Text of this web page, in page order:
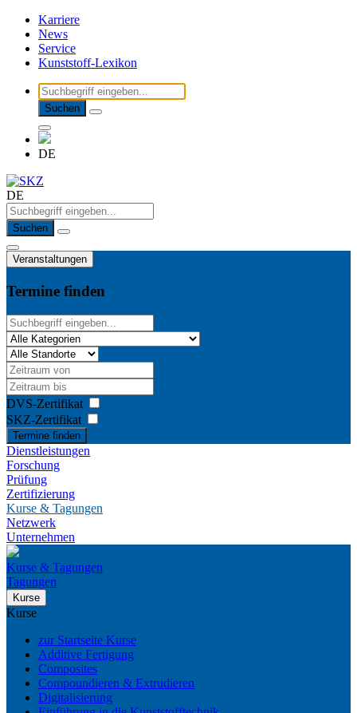
Karriere
News
Service
Kunststoff-Lexikon
Suchen
DE
DE
Suchen
Veranstaltungen
Termine finden
DVS-Zertifikat
SKZ-Zertifikat
Termine finden
Dienstleistungen
Forschung
Prüfung
Zertifizierung
Kurse & Tagungen
Netzwerk
Unternehmen
Kurse & Tagungen
Tagungen
Kurse
Kurse
zur Startseite Kurse
Additive Fertigung
Composites
Compoundieren & Extrudieren
Digitalisierung